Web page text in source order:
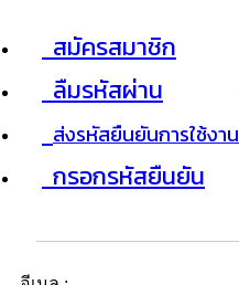
สมัครสมาชิก
ลืมรหัสผ่าน
ส่งรหัสยืนยันการใช้งาน
กรอกรหัสยืนยัน